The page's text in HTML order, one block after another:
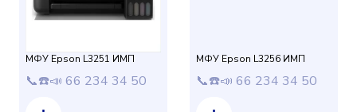
МФУ Epson L3251 ИМП
📞☎️📣 66 234 34 50
МФУ Epson L3256 ИМП
📞☎️📣 66 234 34 50